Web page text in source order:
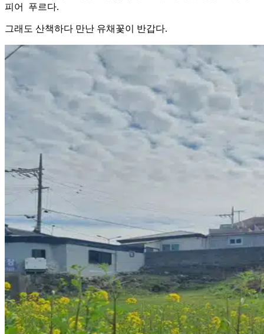
피어 푸르다.
그래도 산책하다 만난 유채꽃이 반갑다.